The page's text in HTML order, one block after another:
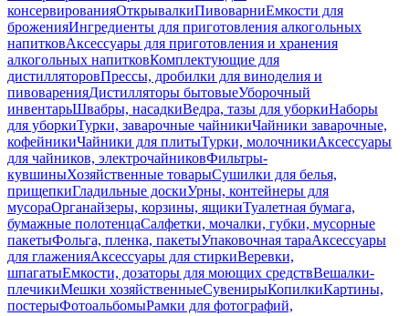
консервированияОткрывалкиПивоварниЕмкости для
броженияИнгредиенты для приготовления алкогольных
напитковАксессуары для приготовления и хранения
алкогольных напитковКомплектующие для
дистилляторовПрессы, дробилки для виноделия и
пивоваренияДистилляторы бытовыеУборочный
инвентарьШвабры, насадкиВедра, тазы для уборкиНаборы
для уборкиТурки, заварочные чайникиЧайники заварочные,
кофейникиЧайники для плитыТурки, молочникиАксессуары
для чайников, электрочайниковФильтры-
кувшиныХозяйственные товарыСушилки для белья,
прищепкиГладильные доскиУрны, контейнеры для
мусораОрганайзеры, корзины, ящикиТуалетная бумага,
бумажные полотенцаСалфетки, мочалки, губки, мусорные
пакетыФольга, пленка, пакетыУпаковочная тараАксессуары
для глаженияАксессуары для стиркиВеревки,
шпагатыЕмкости, дозаторы для моющих средствВешалки-
плечикиМешки хозяйственныеСувенирыКопилкиКартины,
постерыФотоальбомыРамки для фотографий,